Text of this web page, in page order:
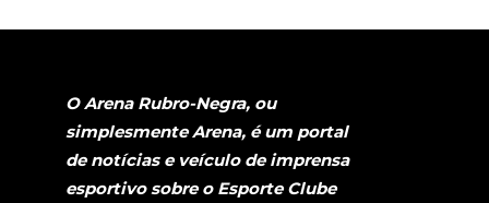
O Arena Rubro-Negra, ou
simplesmente Arena, é um portal
de notícias e veículo de imprensa
esportivo sobre o Esporte Clube